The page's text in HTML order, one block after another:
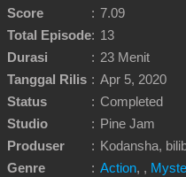
Score
: 7.09
Total Episode: 13
Durasi
: 23 Menit
Tanggal Rilis : Apr 5, 2020
Status
: Completed
Studio
: Pine Jam
Produser
: Kodansha,
Genre
: Action, ,